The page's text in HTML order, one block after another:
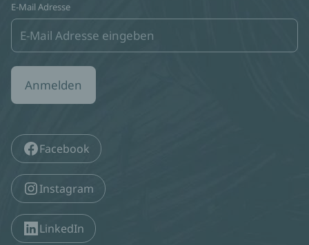
E-Mail Adresse
Anmelden
Facebook
Instagram
LinkedIn